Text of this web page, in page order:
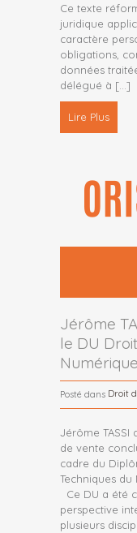
Ce texte
juridique
caractère
obligations,
données
délégué à […]
Lire Plus
Jérôme
le DU
Posté dans Droit
Jérôme
de vente
cadre du
Techniques du
Ce DU a été
perspective
plusieurs